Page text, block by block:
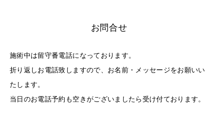
お問合せ
施術中は留守番電話になっております。
折り返しお電話致しますので、お名前・メッセージをお願いい
たします。
当日のお電話予約も空きがございましたら受け付ております。